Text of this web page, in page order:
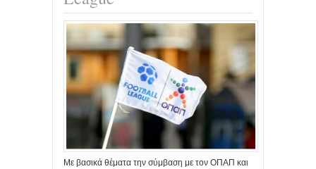
Με βασικά θέματα την σύμβαση με τον ΟΠΑΠ και